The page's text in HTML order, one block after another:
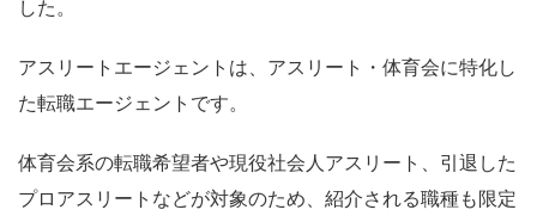
した。
アスリートエージェントは、アスリート・体育会に特化し
た転職エージェントです。
体育会系の転職希望者や現役社会人アスリート、引退した
プロアスリートなどが対象のため、紹介される職種も限定